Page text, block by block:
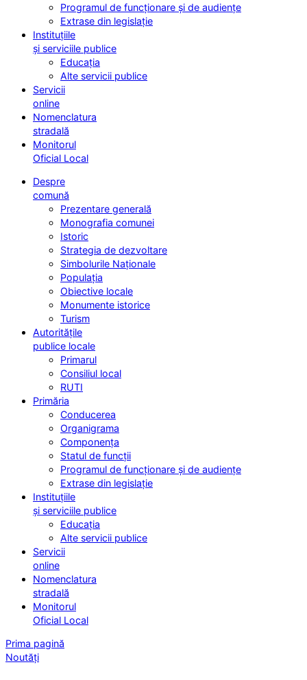
Programul de funcționare și de audiențe
Extrase din legislație
Instituțiile
și serviciile publice
Educația
Alte servicii publice
Servicii
online
Nomenclatura
stradală
Monitorul
Oficial Local
Despre
comună
Prezentare generală
Monografia comunei
Istoric
Strategia de dezvoltare
Simbolurile Naționale
Populația
Obiective locale
Monumente istorice
Turism
Autoritățile
publice locale
Primarul
Consiliul local
RUTI
Primăria
Conducerea
Organigrama
Componența
Statul de funcții
Programul de funcționare și de audiențe
Extrase din legislație
Instituțiile
și serviciile publice
Educația
Alte servicii publice
Servicii
online
Nomenclatura
stradală
Monitorul
Oficial Local
Prima pagină
Noutăți